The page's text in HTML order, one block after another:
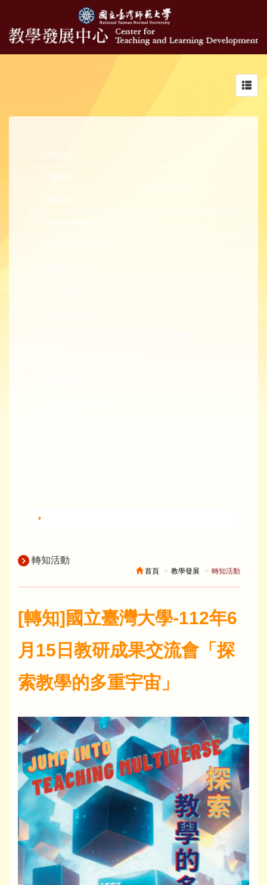
行政公告
活動報名
活動花絮
新進教師研習營
轉知活動
首頁 教學發展 轉知活動
[轉知]國立臺灣大學-112年6
月15日教研成果交流會「探
索教學的多重宇宙」